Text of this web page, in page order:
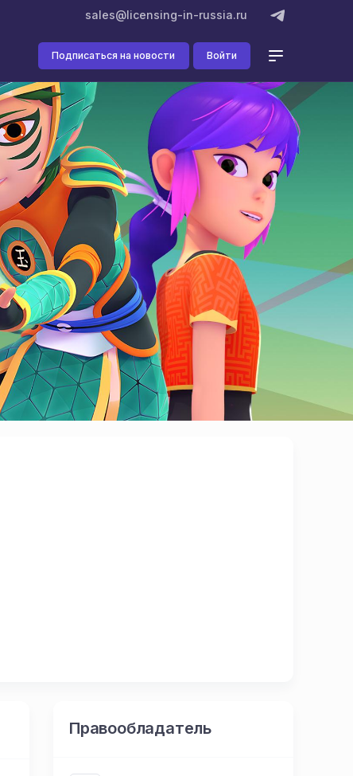
sales@licensing-in-russia.ru
Подписаться на новости Войти
Правообладатель